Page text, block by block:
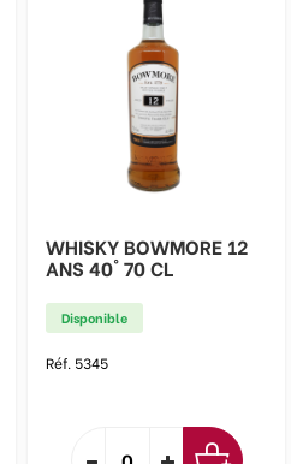
WHISKY BOWMORE 12
ANS 40° 70 CL
Disponible
Réf. 5345